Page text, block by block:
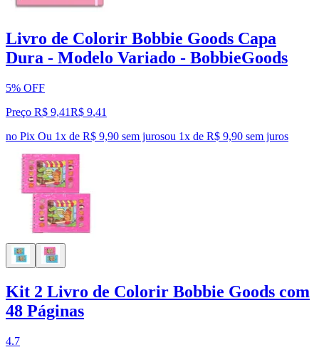
Livro de Colorir Bobbie Goods Capa
Dura - Modelo Variado - BobbieGoods
5% OFF
Preço R$ 9,41R$ 9,41
no Pix Ou 1x de R$ 9,90 sem jurosou 1x de R$ 9,90 sem juros
Kit 2 Livro de Colorir Bobbie Goods com
48 Páginas
4.7